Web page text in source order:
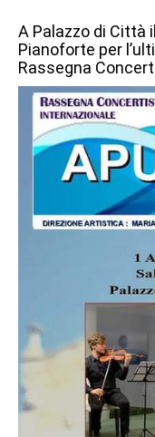
A Palazzo di Città
Pianoforte per
Rassegna